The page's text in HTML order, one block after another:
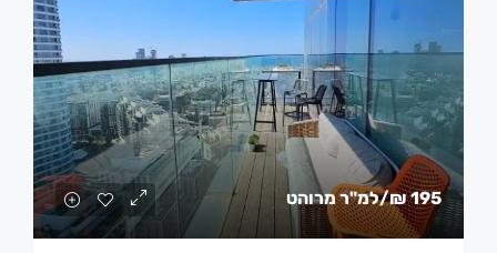
195 ₪ /למ"ר מרוהט